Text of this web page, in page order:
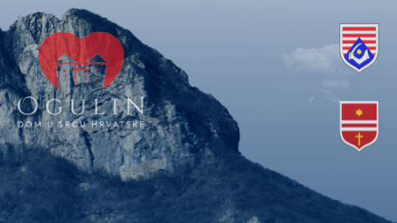
Copyright © 2018. Grad Ogulin, sva prava pridržana.